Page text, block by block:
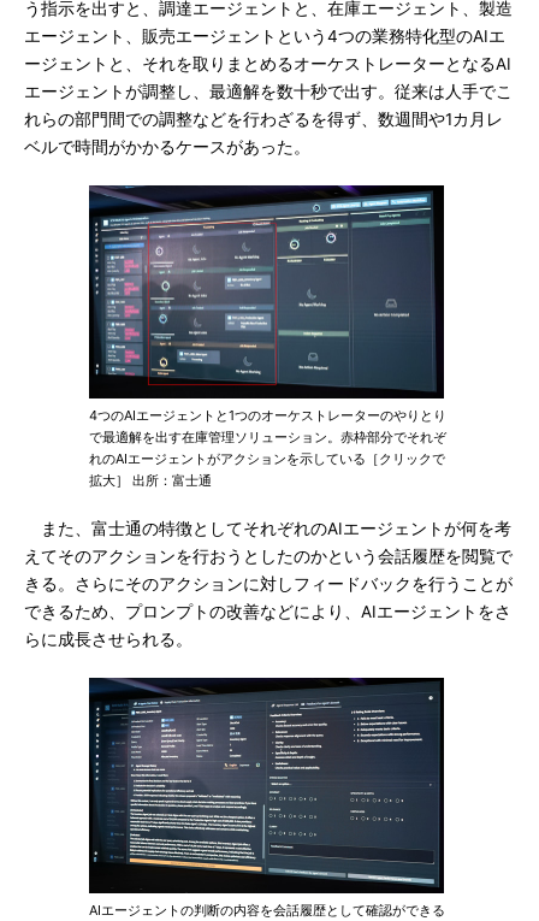
う指示を出すと、調達エージェントと、在庫エージェント、製造
エージェント、販売エージェントという4つの業務特化型のAIエ
ージェントと、それを取りまとめるオーケストレーターとなるAI
エージェントが調整し、最適解を数十秒で出す。従来は人手でこ
れらの部門間での調整などを行わざるを得ず、数週間や1カ月レ
ベルで時間がかかるケースがあった。
4つのAIエージェントと1つのオーケストレーターのやりとり
で最適解を出す在庫管理ソリューション。赤枠部分でそれぞ
れのAIエージェントがアクションを示している［クリックで
拡大］ 出所：富士通
また、富士通の特徴としてそれぞれのAIエージェントが何を考
えてそのアクションを行おうとしたのかという会話履歴を閲覧で
きる。さらにそのアクションに対しフィードバックを行うことが
できるため、プロンプトの改善などにより、AIエージェントをさ
らに成長させられる。
AIエージェントの判断の内容を会話履歴として確認ができる